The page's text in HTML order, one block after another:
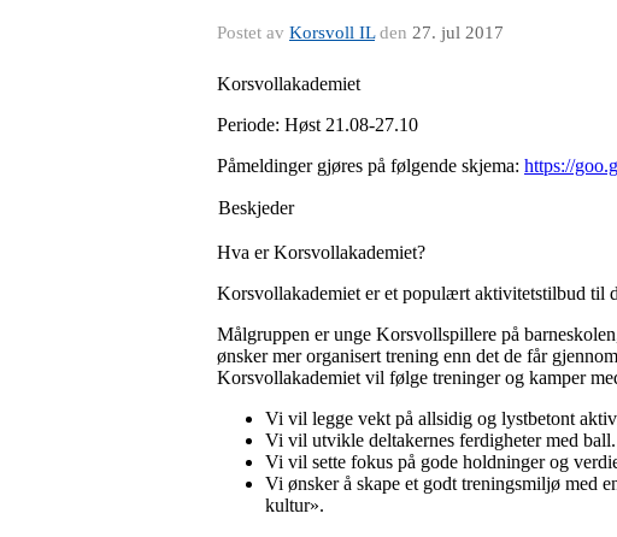
Postet av Korsvoll ILden 27. jul 2017
Korsvollakademiet
Periode: Høst 21.08-27.10
Påmeldinger gjøres på følgende skjema: https://
Beskjeder
Hva er Korsvollakademiet?
Korsvollakademiet er et populært aktivitetstilbud til
Målgruppen er unge Korsvollspillere på
ønsker mer organisert trening enn det de får
Korsvollakademiet vil følge treninger og kamper
Vi vil legge vekt på allsidig og lystbetont
Vi vil utvikle deltakernes ferdigheter med ball.
Vi vil sette fokus på gode holdninger og
Vi ønsker å skape et godt treningsmiljø med
kultur».